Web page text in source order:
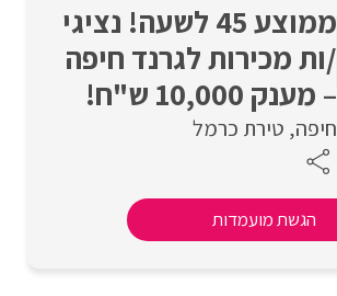
ממוצע 45 לשעה! נציגי
/ות מכירות לגרנד חיפה
– מענק 10,000 ש"ח!
חיפה טירת כרמל
הגשת מועמדות